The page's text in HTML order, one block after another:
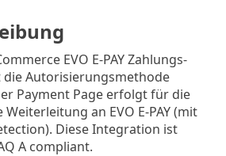
EVO E-PAY Zahlungs-
Autorisierungsmethode
Payment Page erfolgt für die
an EVO E-PAY (mit
Diese Integration ist
A compliant.